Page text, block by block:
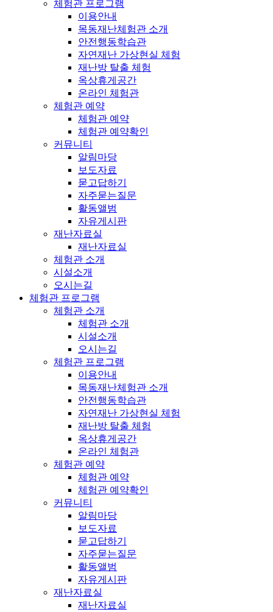
체험관 프로그램
이용안내
목동재난체험관 소개
안전행동학습관
자연재난 가상현실 체험
재난방 탈출 체험
옥상휴게공간
온라인 체험관
체험관 예약
체험관 예약
체험관 예약확인
커뮤니티
알림마당
보도자료
묻고답하기
자주묻는질문
활동앨범
자유게시판
재난자료실
재난자료실
체험관 소개
시설소개
오시는길
체험관 프로그램
체험관 소개
체험관 소개
시설소개
오시는길
체험관 프로그램
이용안내
목동재난체험관 소개
안전행동학습관
자연재난 가상현실 체험
재난방 탈출 체험
옥상휴게공간
온라인 체험관
체험관 예약
체험관 예약
체험관 예약확인
커뮤니티
알림마당
보도자료
묻고답하기
자주묻는질문
활동앨범
자유게시판
재난자료실
재난자료실